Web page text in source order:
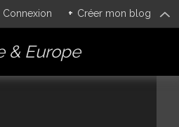
Connexion + Créer mon blog
& Europe